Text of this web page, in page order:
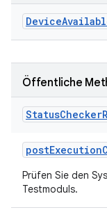
Device
Öffentliche
StatusChecker
postExecution
Prüfen Sie den
Testmoduls.